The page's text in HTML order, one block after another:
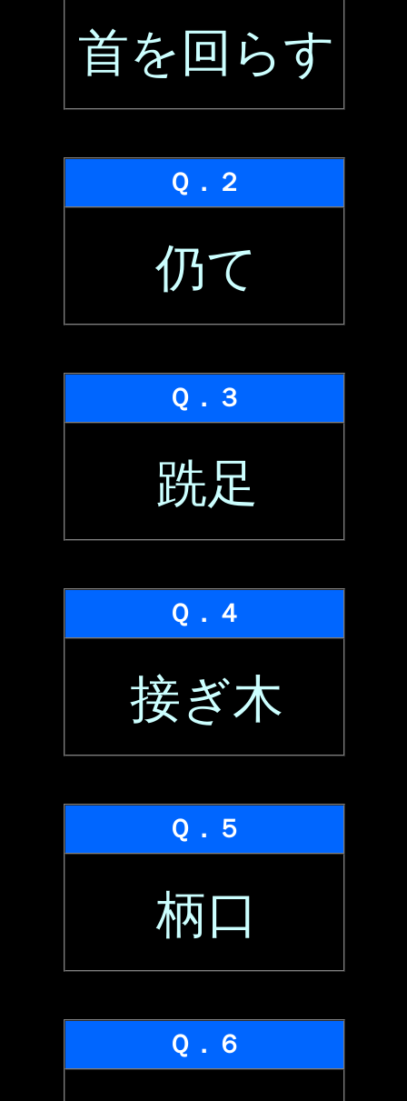
首を回らす
Ｑ．２
仍て
Ｑ．３
跣足
Ｑ．４
接ぎ木
Ｑ．５
柄口
Ｑ．６